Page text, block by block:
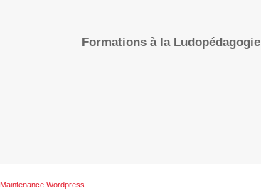
Formations à la Ludopédagogie
Maintenance Wordpress